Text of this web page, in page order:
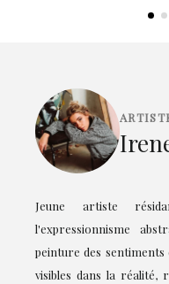
Jeune artiste
l'expressionnisme
peinture des sentiments
visibles dans la réalité,